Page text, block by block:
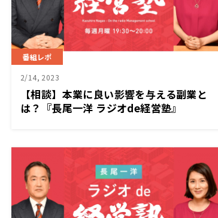
番組レポ
2/14, 2023
【相談】本業に良い影響を与える副業と
は？『長尾一洋 ラジオde経営塾』